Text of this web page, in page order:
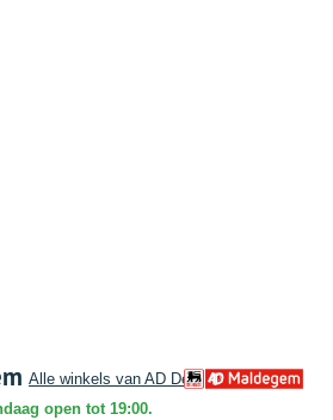
Alle winkels van AD Delhaize
open tot 19:00.